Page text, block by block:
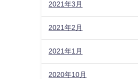
2021年3月
2021年2月
2021年1月
2020年10月